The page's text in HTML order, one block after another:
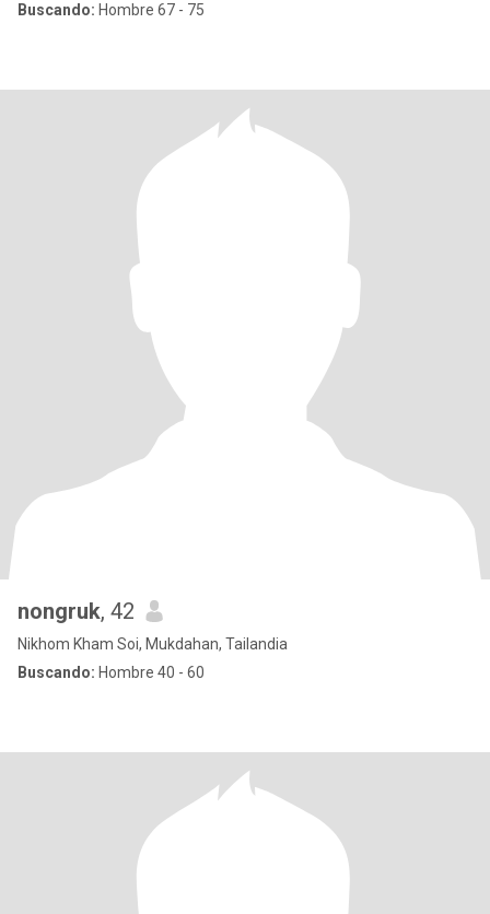
Buscando: Hombre 67 - 75
nongruk, 42
Nikhom Kham Soi, Mukdahan, Tailandia
Buscando: Hombre 40 - 60